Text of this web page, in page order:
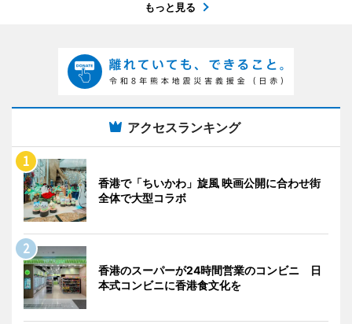
もっと見る
アクセスランキング
香港で「ちいかわ」旋風 映画公開に合わせ街
全体で大型コラボ
香港のスーパーが24時間営業のコンビニ 日
本式コンビニに香港食文化を